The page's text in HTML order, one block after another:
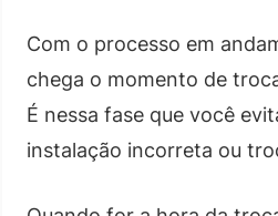
Com o processo em
chega o momento de
É nessa fase que você
instalação incorreta ou